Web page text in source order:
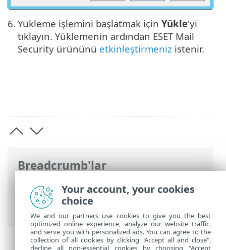
Breadcrumb'lar
ESET Online Yardım>ESET Mail Security
Yükleme için hazırlanma > ESET Mail
Security yükleme adımları
6. Yükleme işlemini başlatmak için Yükle'yi
tıklayın. Yüklemenin ardından ESET Mail
Security ürününü etkinleştirmeniz istenir.
Your account, your cookies
choice
We and our partners use cookies to give you the best
optimized online experience, analyze our website traffic,
and serve you with personalized ads. You can agree to the
collection of all cookies by clicking "Accept all and close",
decline all non-essential cookies by choosing "Accept